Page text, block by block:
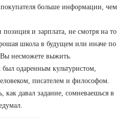
покупателя больше информации, чем
и зарплата, не смотря на то
школа в будущем или иначе по
несможете выжить.
одаренным культуристом,
писателем и философом.
давал задание, сомневаешься в